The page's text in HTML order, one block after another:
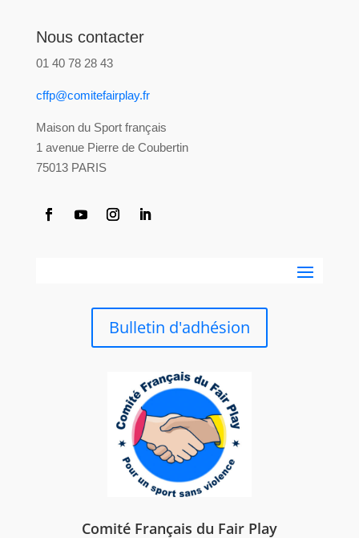
Nous contacter
01 40 78 28 43
cffp@comitefairplay.fr
Maison du Sport français
1 avenue Pierre de Coubertin
75013 PARIS
Bulletin d'adhésion
Comité Français du Fair Play